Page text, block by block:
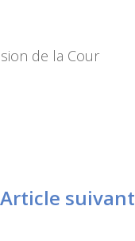
de la Cour
Article suivant